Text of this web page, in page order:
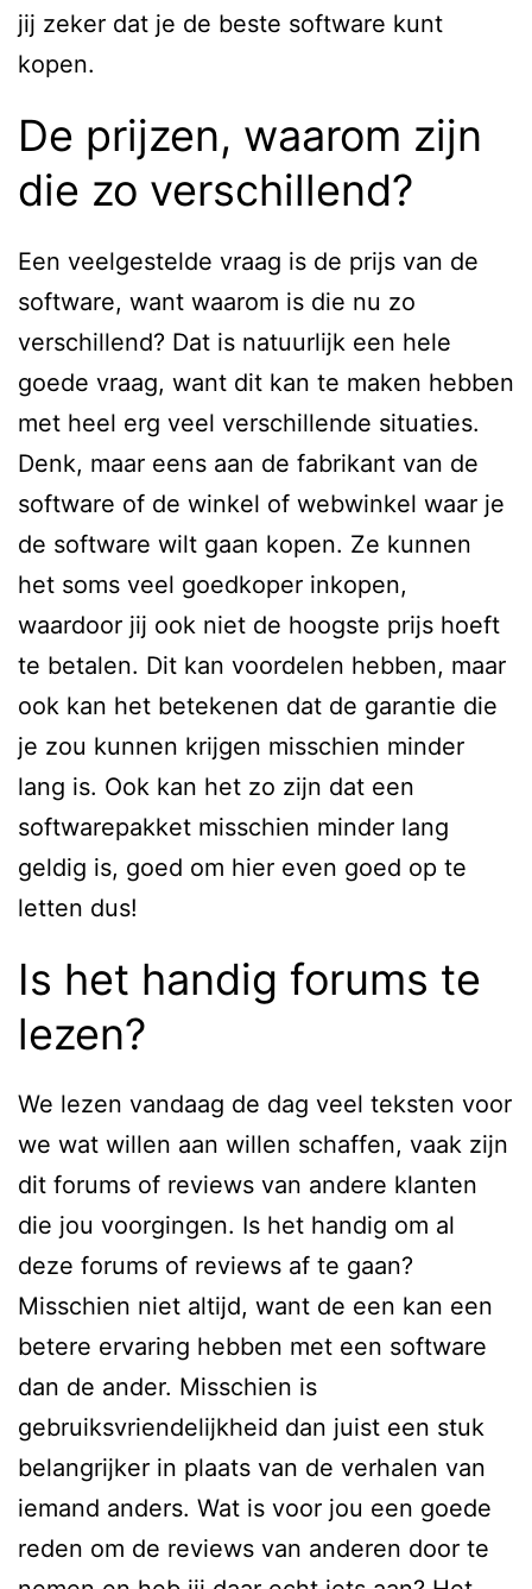
jij zeker dat je de beste software kunt
kopen.
De prijzen, waarom zijn
die zo verschillend?
Een veelgestelde vraag is de prijs van de
software, want waarom is die nu zo
verschillend? Dat is natuurlijk een hele
goede vraag, want dit kan te maken hebben
met heel erg veel verschillende situaties.
Denk, maar eens aan de fabrikant van de
software of de winkel of webwinkel waar je
de software wilt gaan kopen. Ze kunnen
het soms veel goedkoper inkopen,
waardoor jij ook niet de hoogste prijs hoeft
te betalen. Dit kan voordelen hebben, maar
ook kan het betekenen dat de garantie die
je zou kunnen krijgen misschien minder
lang is. Ook kan het zo zijn dat een
softwarepakket misschien minder lang
geldig is, goed om hier even goed op te
letten dus!
Is het handig forums te
lezen?
We lezen vandaag de dag veel teksten voor
we wat willen aan willen schaffen, vaak zijn
dit forums of reviews van andere klanten
die jou voorgingen. Is het handig om al
deze forums of reviews af te gaan?
Misschien niet altijd, want de een kan een
betere ervaring hebben met een software
dan de ander. Misschien is
gebruiksvriendelijkheid dan juist een stuk
belangrijker in plaats van de verhalen van
iemand anders. Wat is voor jou een goede
reden om de reviews van anderen door te